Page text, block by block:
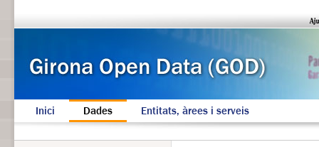
Inici Dades Entitats, àrees i serveis